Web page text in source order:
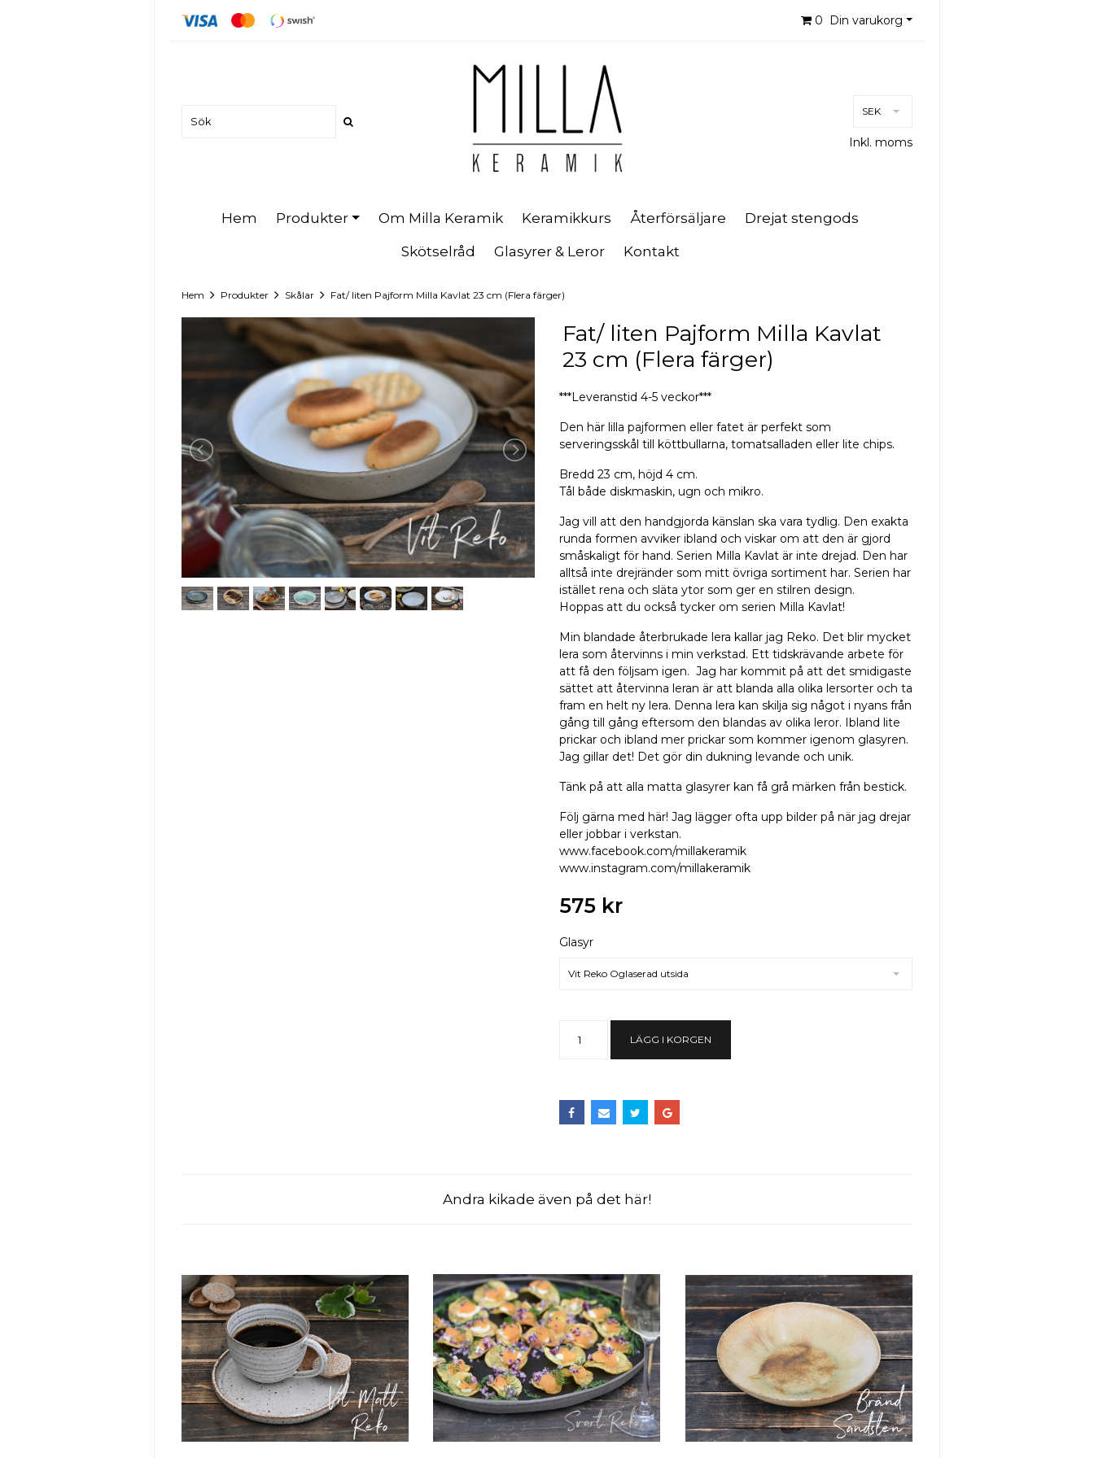
0 Din varukorg
SEK
Inkl. moms
Hem Produkter Om Milla Keramik Keramikkurs Återförsäljare Drejat stengods
Skötselråd Glasyrer & Leror Kontakt
Hem Produkter Skålar Fat/ liten Pajform Milla Kavlat 23 cm (Flera färger)
Fat/ liten Pajform Milla Kavlat
23 cm (Flera färger)
***Leveranstid 4-5 veckor***
Den här lilla pajformen eller fatet är perfekt som
serveringsskål till köttbullarna, tomatsalladen eller lite chips.
Bredd 23 cm, höjd 4 cm.
Tål både diskmaskin, ugn och mikro.
Jag vill att den handgjorda känslan ska vara tydlig. Den exakta
runda formen avviker ibland och viskar om att den är gjord
småskaligt för hand. Serien Milla Kavlat är inte drejad. Den har
alltså inte drejränder som mitt övriga sortiment har. Serien har
istället rena och släta ytor som ger en stilren design.
Hoppas att du också tycker om serien Milla Kavlat!
Min blandade återbrukade lera kallar jag Reko. Det blir mycket
lera som återvinns i min verkstad. Ett tidskrävande arbete för
att få den följsam igen. Jag har kommit på att det smidigaste
sättet att återvinna leran är att blanda alla olika lersorter och ta
fram en helt ny lera. Denna lera kan skilja sig något i nyans från
gång till gång eftersom den blandas av olika leror. Ibland lite
prickar och ibland mer prickar som kommer igenom glasyren.
Jag gillar det! Det gör din dukning levande och unik.
Tänk på att alla matta glasyrer kan få grå märken från bestick.
Följ gärna med här! Jag lägger ofta upp bilder på när jag drejar
eller jobbar i verkstan.
www.facebook.com/millakeramik
www.instagram.com/millakeramik
575 kr
Glasyr
Vit Reko Oglaserad utsida
LÄGG I KORGEN
Andra kikade även på det här!